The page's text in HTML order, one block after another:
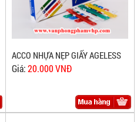
ACCO NHỰA NẸP GIẤY AGELESS
Giá:20.000 VNĐ